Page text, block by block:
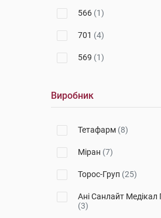
566 (1)
701 (4)
569 (1)
570
301
Виробник
Тетафарм (8)
Міран (7)
Торос-Груп (25)
Ані Санлайт Медікал
(3)